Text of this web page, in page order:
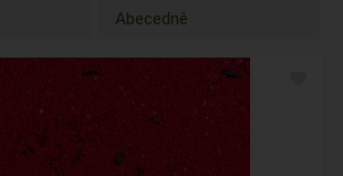
Abecedně